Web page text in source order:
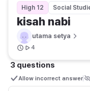
High 12 Social
kisah nabi
utama setya
4
3 questions
Allow incorrect answer